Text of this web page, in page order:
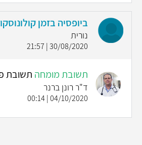
ביופסיה בזמן
נורית
30/08/2020 | 21:57
תשובת מומחה תשובת
ד"ר רונן ברנר
04/10/2020 | 00:14